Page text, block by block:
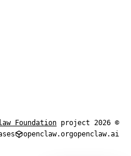
© 2026 OpenClaw — an
Foundation project
openclaw.ai
openclaw.org